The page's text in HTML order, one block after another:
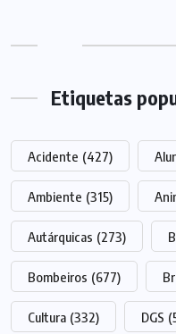
Etiquetas
Acidente (427)
Ambiente (315)
Autárquicas (273)
Bombeiros (677)
Cultura (332) DGS